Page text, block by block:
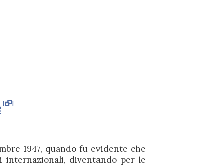
1947, quando fu evidente che
internazionali, diventando per le